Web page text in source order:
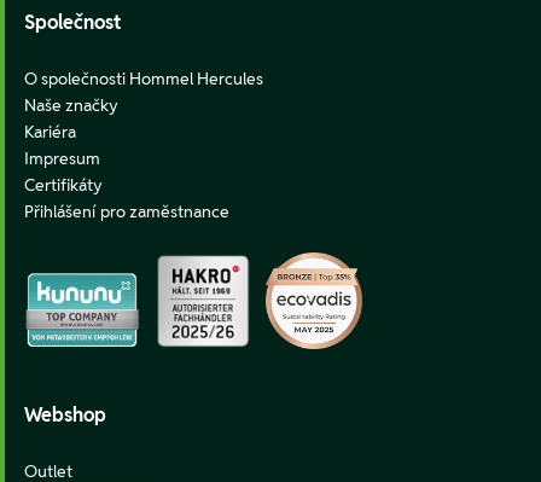
Společnost
O společnosti Hommel Hercules
Naše značky
Kariéra
Impresum
Certifikáty
Přihlášení pro zaměstnance
Webshop
Outlet